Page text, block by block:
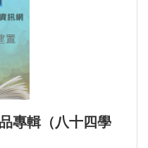
專輯（八十四學